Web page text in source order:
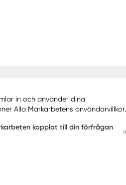
in och använder dina
Alla Markarbetens användarvillkor.
kopplat till din förfrågan